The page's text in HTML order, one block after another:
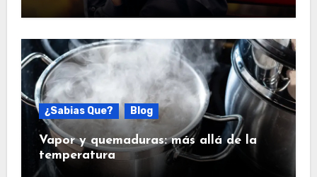
¿Sabias Que? Blog
Vapor y quemaduras: más allá de la
temperatura